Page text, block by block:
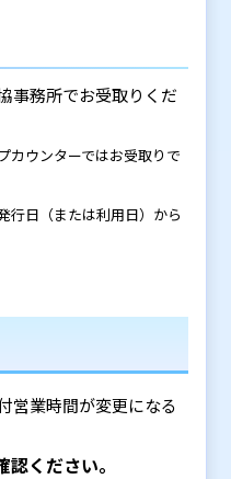
事務所でお受取りくだ
カウンターではお受取りで
行日（または利用日）から
営業時間が変更になる
認ください。